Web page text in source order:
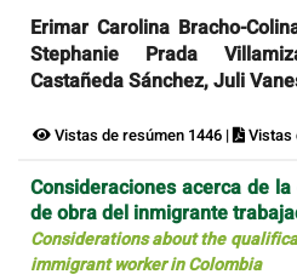
Erimar Carolina Bracho-
Stephanie Prada
Castañeda Sánchez, Juli
Vistas de resúmen 1446 | Vistas
Consideraciones acerca de
de obra del inmigrante
Considerations about the
immigrant worker in Colombia